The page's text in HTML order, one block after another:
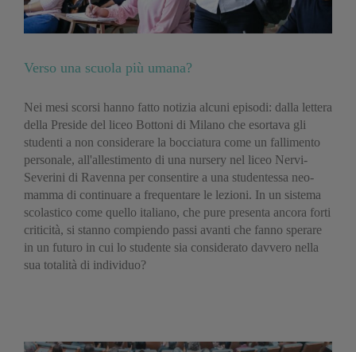
Verso una scuola più umana?
Nei mesi scorsi hanno fatto notizia alcuni episodi: dalla lettera
della Preside del liceo Bottoni di Milano che esortava gli
studenti a non considerare la bocciatura come un fallimento
personale, all'allestimento di una nursery nel liceo Nervi-
Severini di Ravenna per consentire a una studentessa neo-
mamma di continuare a frequentare le lezioni. In un sistema
scolastico come quello italiano, che pure presenta ancora forti
criticità, si stanno compiendo passi avanti che fanno sperare
in un futuro in cui lo studente sia considerato davvero nella
sua totalità di individuo?